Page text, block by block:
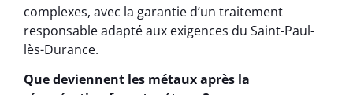
complexes, avec la garantie d’un traitement
responsable adapté aux exigences du Saint-Paul-
lès-Durance.
Que deviennent les métaux après la